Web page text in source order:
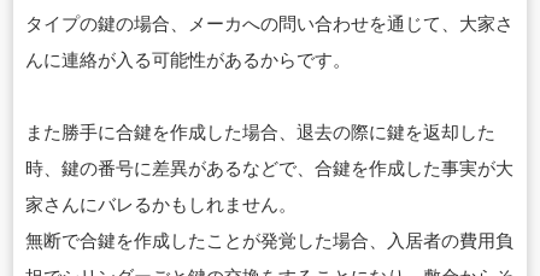
タイプの鍵の場合、メーカへの問い合わせを通じて、大家さ
んに連絡が入る可能性があるからです。
また勝手に合鍵を作成した場合、退去の際に鍵を返却した
時、鍵の番号に差異があるなどで、合鍵を作成した事実が大
家さんにバレるかもしれません。
無断で合鍵を作成したことが発覚した場合、入居者の費用負